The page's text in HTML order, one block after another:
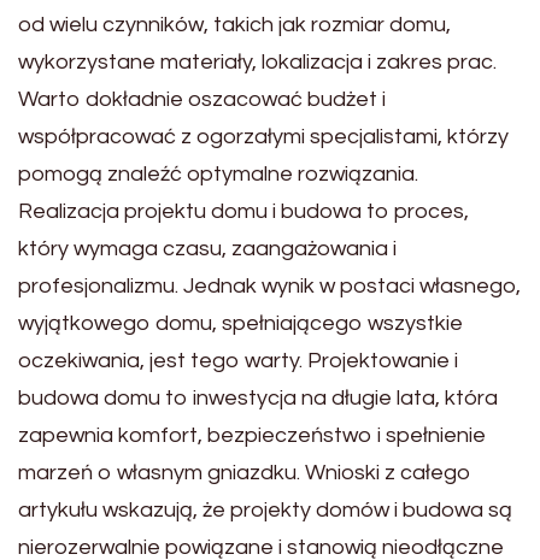
od wielu czynników, takich jak rozmiar domu,
wykorzystane materiały, lokalizacja i zakres prac.
Warto dokładnie oszacować budżet i
współpracować z ogorzałymi specjalistami, którzy
pomogą znaleźć optymalne rozwiązania.
Realizacja projektu domu i budowa to proces,
który wymaga czasu, zaangażowania i
profesjonalizmu. Jednak wynik w postaci własnego,
wyjątkowego domu, spełniającego wszystkie
oczekiwania, jest tego warty. Projektowanie i
budowa domu to inwestycja na długie lata, która
zapewnia komfort, bezpieczeństwo i spełnienie
marzeń o własnym gniazdku. Wnioski z całego
artykułu wskazują, że projekty domów i budowa są
nierozerwalnie powiązane i stanowią nieodłączne